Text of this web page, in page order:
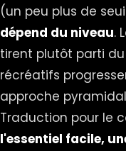
(un peu plus de
dépend du niveau.
tirent plutôt parti
récréatifs
approche
Traduction pour le
l'essentiel facile,